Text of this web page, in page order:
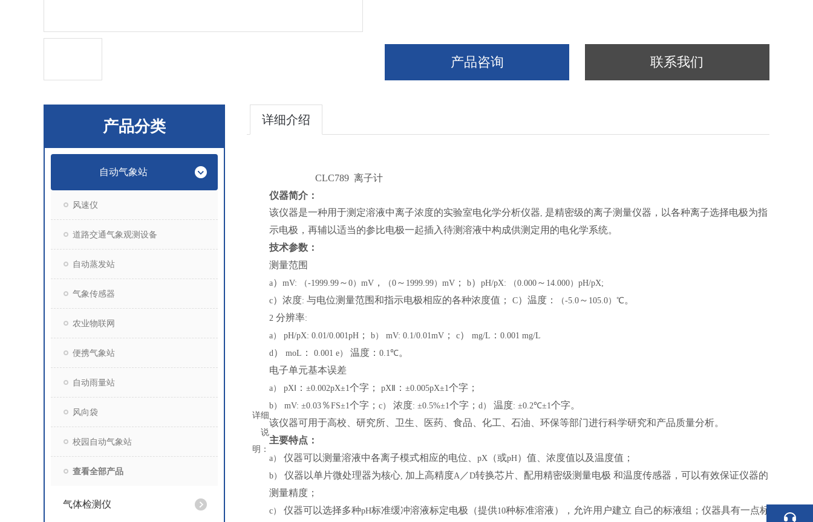
产品咨询 联系我们
产品分类
自动气象站
风速仪
道路交通气象观测设备
自动蒸发站
气象传感器
农业物联网
便携气象站
自动雨量站
风向袋
校园自动气象站
查看全部产品
气体检测仪
详细介绍
详细
说
明：
CLC789 离子计
仪器简介：
该仪器是一种用于测定溶液中离子浓度的实验室电化学分析仪器, 是精密级的离子测量仪器，以各种离子选择电极为指
示电极，再辅以适当的参比电极一起插入待测溶液中构成供测定用的电化学系统。
技术参数：
测量范围
a） mV: （-1999.99 ～ 0）mV ， （0 ～ 1999.99）mV ； b） pH/pX: （0.000 ～ 14.000）pH/pX;
c）浓度: 与电位测量范围和指示电极相应的各种浓度值； C）温度： （-5.0 ～ 105.0）℃ 。
2 分辨率:
a） pH/pX: 0.01/0.001pH ； b） mV: 0.1/0.01mV ； c） mg/L ： 0.001 mg/L
d） moL ： 0.001 e） 温度： 0.1℃。
电子单元基本误差
a） pXⅠ ： ±0.002pX±1个字； pXⅡ ： ±0.005pX±1个字；
b） mV: ±0.03 ％FS±1个字； c） 浓度: ±0.5%±1个字； d） 温度: ±0.2℃±1个字。
该仪器可用于高校、研究所、卫生、医药、食品、化工、石油、环保等部门进行科学研究和产品质量分析。
主要特点：
a） 仪器可以测量溶液中各离子模式相应的电位、 pX （或pH）值、浓度值以及温度值；
b） 仪器以单片微处理器为核心, 加上高精度A ／D转换芯片、配用精密级测量电极 和温度传感器，可以有效保证仪器的
测量精度；
c） 仪器可以选择多种pH标准缓冲溶液标定电极（提供10种标准溶液），允许用户建立 自己的标液组；仪器具有一点标